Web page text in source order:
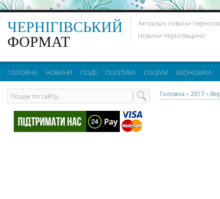
ЧЕРНІГІВСЬКИЙ
ФОРМАТ
Актуальні новини
Новини Чернігівщини
ГОЛОВНА НОВИНИ ПОДІЇ ПОЛІТИКА СОЦІУМ ЕКОНОМІКА
Головна » 2017»